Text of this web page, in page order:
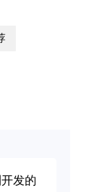
发的